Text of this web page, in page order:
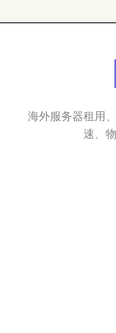
海外服务器租用
速、